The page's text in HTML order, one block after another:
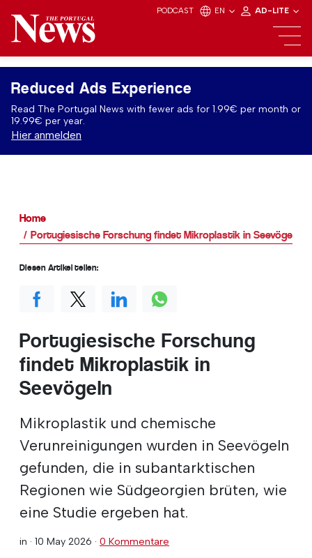
PODCAST EN AD-LITE
Reduced Ads Experience
Read The Portugal News with fewer ads for 1.99€ per month or
19.99€ per year.
Hier anmelden
Home
Portugiesische Forschung findet Mikroplastik in Seevögeln
Portugiesische Forschung
findet Mikroplastik in
Seevögeln
Mikroplastik und chemische
Verunreinigungen wurden in Seevögeln
gefunden, die in subantarktischen
Regionen wie Südgeorgien brüten, wie
eine Studie ergeben hat.
in · 10 May 2026 · 0 Kommentare
Diesen Artikel teilen: